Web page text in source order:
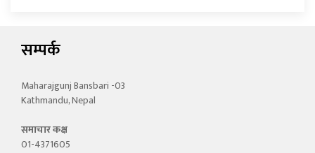
सम्पर्क
Maharajgunj Bansbari -03
Kathmandu, Nepal
समाचार कक्ष
01-4371605